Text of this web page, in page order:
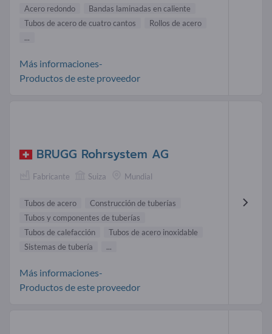
Acero redondo
Bandas laminadas en caliente
Tubos de acero de cuatro cantos
Rollos de acero
...
Más informaciones-
Productos de este proveedor
BRUGG Rohrsystem AG
Fabricante Suiza Mundial
Tubos de acero
Construcción de tuberías
Tubos y componentes de tuberías
Tubos de calefacción
Tubos de acero inoxidable
Sistemas de tubería
...
Más informaciones-
Productos de este proveedor